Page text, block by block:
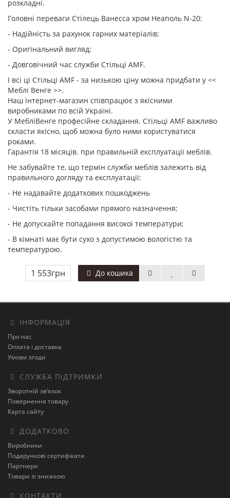
розкладні.
Головні переваги Стілець Ванесса хром Неаполь N-20:
- Надійність за рахунок гарних матеріалів;
- Оригінальний вигляд;
- Довговічний час служби Стільці AMF.
І всі ці Стільці AMF - за низькою ціну можна придбати у <<
Меблі Венге >>.
Наш інтернет-магазин співпрацює з якісними
виробниками по всій Україні.
У МебліВенге професійне складання. Стільці AMF важливо
скласти якісно, щоб можна було ними користуватися
роками.
Гарантія 18 місяців. при правильній експлуатації меблів.
Не забувайте те, що термін служби меблів залежить від
правильного догляду та експлуатації:
- Не надавайте додаткових пошкоджень
- Чистіть тільки засобами прямого назначення;
- Не допускайте попадання високої температури;
- В кімнаті має бути сухо з допустимою вологістю та
температурою.
1 553грн До кошика
ІНФОРМАЦІЯ
Про нас
Оплата і доставка
Умови згоди
СЛУЖБА ПІДТРИМКИ
Зворотній зв’язок
Повернення товару
Карта сайту
ДОДАТКОВО
Виробники
Подарункові сертифікати
Партнери
Товари зі знижкою
КОНТАКТИ